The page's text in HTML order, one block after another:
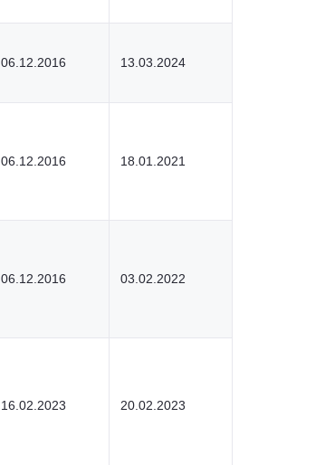
06.12.2016 13.03.2024
06.12.2016 18.01.2021
06.12.2016 03.02.2022
16.02.2023 20.02.2023